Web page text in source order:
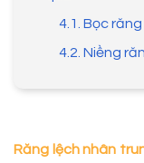
4.1. Bọc
4.2. Niềng
Răng lệch nhân